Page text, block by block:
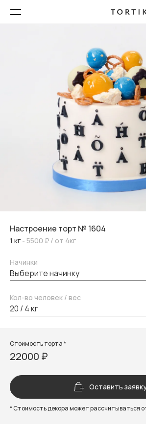
Настроение торт № 1604
1 кг - 5500 ₽ / от 4кг
Начинки
выберите начинку
Кол-во человек / вес
20 / 4 кг
Стоимость торта *
22000 ₽
Оставить
* Стоимость декора может рассчитываться